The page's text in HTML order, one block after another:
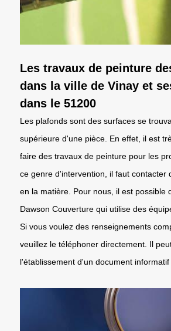
Les travaux de peinture
dans la ville de Vinay et
dans le 51200
Les plafonds sont des surfaces se
supérieure d'une pièce. En effet, il est
faire des travaux de peinture pour les
ce genre d'intervention, il faut contacter
en la matière. Pour nous, il est possible
Dawson Couverture qui utilise des
Si vous voulez des renseignements
veuillez le téléphoner directement. Il
l'établissement d'un document informatif